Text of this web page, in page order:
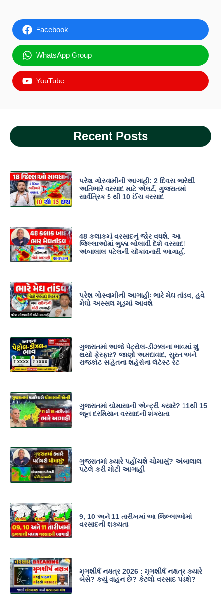
Facebook
WhatsApp Group
YouTube
Recent Posts
પરેશ ગોસ્વામીની આગાહી: 2 દિવસ ભારેથી
અતિભારે વરસાદ માટે એલર્ટ, ગુજરાતમાં
સાર્વત્રિક 5 થી 10 ઈંચ વરસાદ
48 કલાકમાં વરસાદનું જોર વધશે, આ
જિલ્લાઓમાં ભુક્કા બોલાવી દેશે વરસાદ!
અંબાલાલ પટેલની ચોંકાવનારી આગાહી
પરેશ ગોસ્વામીની આગાહીઃ ભારે મેઘ તાંડવ, હવે
મેઘો અસ્સલ મૂડમાં આવશે
ગુજરાતમાં આજે પેટ્રોલ-ડીઝલના ભાવમાં શું
થયો ફેરફાર? જાણો અમદાવાદ, સુરત અને
રાજકોટ સહિતના શહેરોના લેટેસ્ટ રેટ
ગુજરાતમાં ચોમાસાની એન્ટ્રી ક્યારે? 11થી 15
જૂન દરમિયાન વરસાદની શક્યતા
ગુજરાતમાં ક્યારે પહોંચશે ચોમાસું? અંબાલાલ
પટેલે કરી મોટી આગાહી
9, 10 અને 11 તારીખમાં આ જિલ્લાઓમાં
વરસાદની શક્યતા
મૃગશીર્ષ નક્ષત્ર 2026 : મૃગશીર્ષ નક્ષત્ર ક્યારે
બેસે? કયું વાહન છે? કેટલો વરસાદ પડશે?